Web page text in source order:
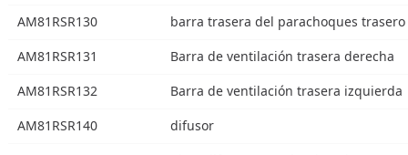
AM81RSR130
barra trasera del parachoques trasero
AM81RSR131
Barra de ventilación trasera derecha
AM81RSR132
Barra de ventilación trasera izquierda
AM81RSR140
difusor